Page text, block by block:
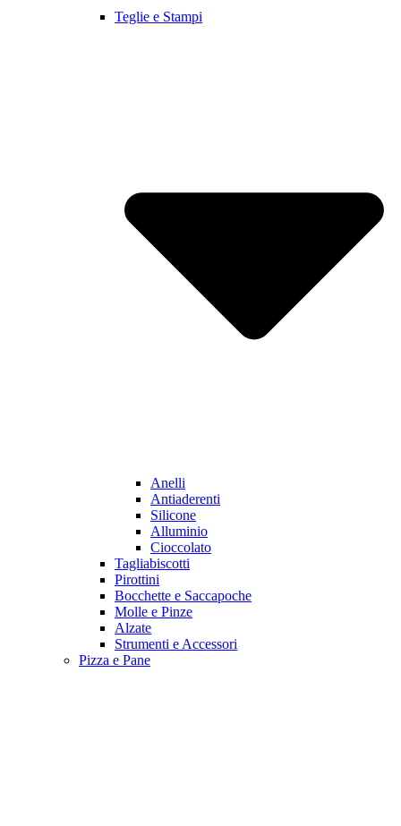
Teglie e Stampi
Anelli
Antiaderenti
Silicone
Alluminio
Cioccolato
Tagliabiscotti
Pirottini
Bocchette e Saccapoche
Molle e Pinze
Alzate
Strumenti e Accessori
Pizza e Pane